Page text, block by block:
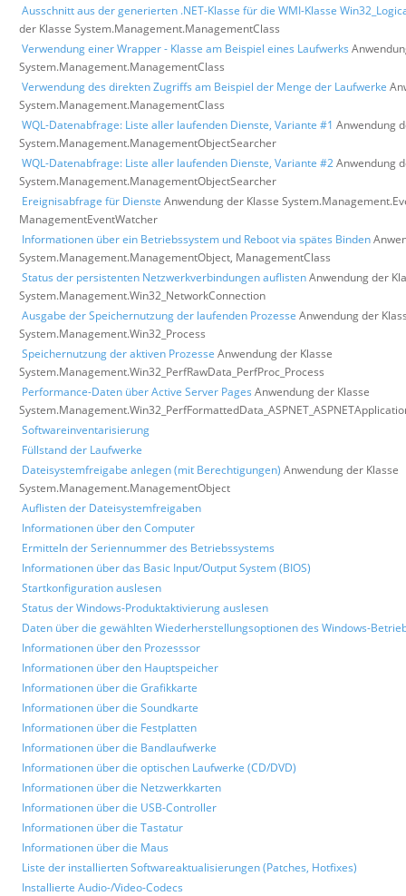
Ausschnitt aus der generierten .NET-Klasse für die WMI-Klasse
der Klasse System.Management.ManagementClass
Verwendung einer Wrapper - Klasse am Beispiel eines Laufwerks
System.Management.ManagementClass
Verwendung des direkten Zugriffs am Beispiel der Menge der Laufwerke
System.Management.ManagementClass
WQL-Datenabfrage: Liste aller laufenden Dienste, Variante #1 Anwendung
System.Management.ManagementObjectSearcher
WQL-Datenabfrage: Liste aller laufenden Dienste, Variante #2Anwendung
System.Management.ManagementObjectSearcher
Ereignisabfrage für Dienste Anwendung der Klasse
ManagementEventWatcher
Informationen über ein Betriebssystem und Reboot via spätes Binden
System.Management.ManagementObject, ManagementClass
Status der persistenten Netzwerkverbindungen auflistenAnwendung der
System.Management.Win32_NetworkConnection
Ausgabe der Speichernutzung der laufenden Prozesse Anwendung der
System.Management.Win32_Process
Speichernutzung der aktiven Prozesse Anwendung der Klasse
System.Management.Win32_PerfRawData_PerfProc_Process
Performance-Daten über Active Server Pages Anwendung der Klasse
Softwareinventarisierung
Füllstand der Laufwerke
Dateisystemfreigabe anlegen (mit Berechtigungen) Anwendung der Klasse
System.Management.ManagementObject
Auflisten der Dateisystemfreigaben
Informationen über den Computer
Ermitteln der Seriennummer des Betriebssystems
Informationen über das Basic Input/Output System (BIOS)
Startkonfiguration auslesen
Status der Windows-Produktaktivierung auslesen
Daten über die gewählten Wiederherstellungsoptionen des Windows-
Informationen über den Prozesssor
Informationen über den Hauptspeicher
Informationen über die Grafikkarte
Informationen über die Soundkarte
Informationen über die Festplatten
Informationen über die Bandlaufwerke
Informationen über die optischen Laufwerke (CD/DVD)
Informationen über die Netzwerkkarten
Informationen über die USB-Controller
Informationen über die Tastatur
Informationen über die Maus
Liste der installierten Softwareaktualisierungen (Patches, Hotfixes)
Installierte Audio-/Video-Codecs